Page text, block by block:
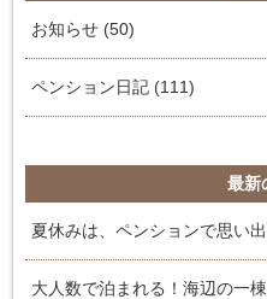
お知らせ (50)
ペンション日記 (111)
最新
夏休みは、ペンションで思い
大人数で泊まれる！海辺の一